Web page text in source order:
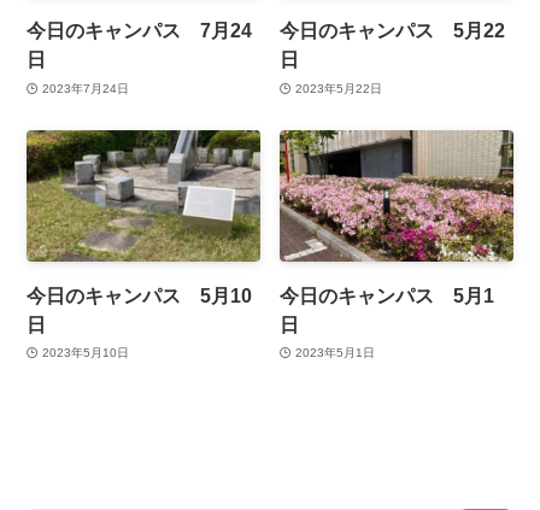
今日のキャンパス 7月24
日
2023年7月24日
今日のキャンパス 5月22
日
2023年5月22日
今日のキャンパス 5月10
日
2023年5月10日
今日のキャンパス 5月1
日
2023年5月1日